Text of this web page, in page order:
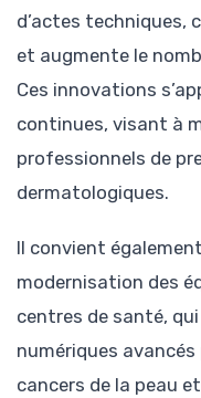
d’actes techniques,
et augmente le
Ces innovations
continues, visant à
professionnels de
dermatologiques.
Il convient
modernisation des
centres de santé,
numériques
cancers de la peau